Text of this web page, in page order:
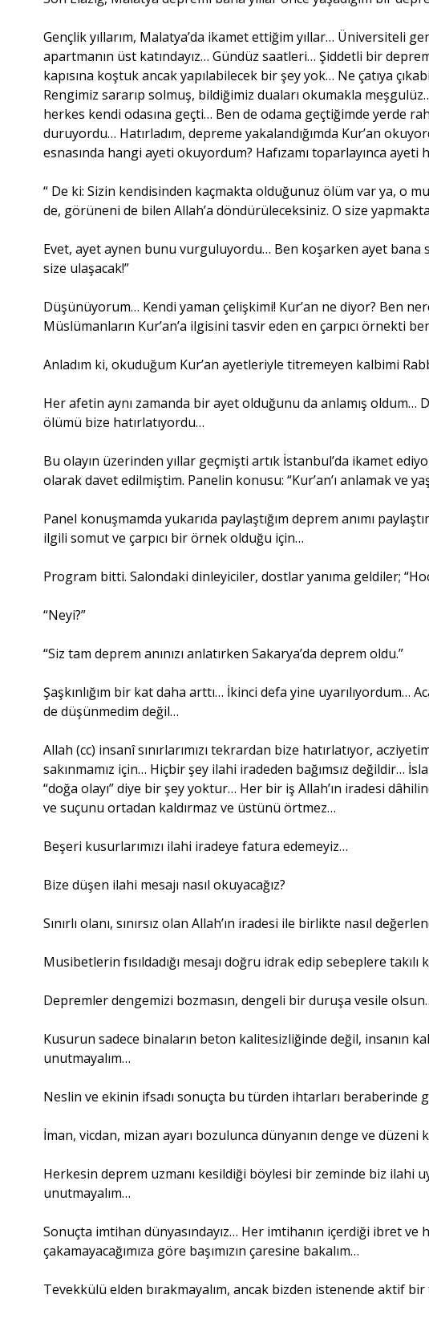
Gençlik yıllarım, Malatya’da ikamet ettiğim yıllar… Üniversiteli
apartmanın üst katındayız… Gündüz saatleri… Şiddetli bir
kapısına koştuk ancak yapılabilecek bir şey yok… Ne çatıya
Rengimiz sararıp solmuş, bildiğimiz duaları okumakla
herkes kendi odasına geçti… Ben de odama geçtiğimde yerde
duruyordu… Hatırladım, depreme yakalandığımda Kur’an
esnasında hangi ayeti okuyordum? Hafızamı toparlayınca ayeti
“ De ki: Sizin kendisinden kaçmakta olduğunuz ölüm var ya, o
de, görüneni de bilen Allah’a döndürüleceksiniz. O size
Evet, ayet aynen bunu vurguluyordu… Ben koşarken ayet bana
size ulaşacak!”
Düşünüyorum… Kendi yaman çelişkimi! Kur’an ne diyor? Ben
Müslümanların Kur’an’a ilgisini tasvir eden en çarpıcı örnekti
Anladım ki, okuduğum Kur’an ayetleriyle titremeyen kalbimi
Her afetin aynı zamanda bir ayet olduğunu da anlamış oldum…
ölümü bize hatırlatıyordu…
Bu olayın üzerinden yıllar geçmişti artık İstanbul’da ikamet
olarak davet edilmiştim. Panelin konusu: “Kur’an’ı anlamak ve
Panel konuşmamda yukarıda paylaştığım deprem anımı
ilgili somut ve çarpıcı bir örnek olduğu için…
Program bitti. Salondaki dinleyiciler, dostlar yanıma geldiler;
“Neyi?”
“Siz tam deprem anınızı anlatırken Sakarya’da deprem oldu.”
Şaşkınlığım bir kat daha arttı… İkinci defa yine uyarılıyordum…
de düşünmedim değil…
Allah (cc) insanî sınırlarımızı tekrardan bize hatırlatıyor,
sakınmamız için… Hiçbir şey ilahi iradeden bağımsız değildir…
“doğa olayı” diye bir şey yoktur… Her bir iş Allah’ın iradesi
ve suçunu ortadan kaldırmaz ve üstünü örtmez…
Beşeri kusurlarımızı ilahi iradeye fatura edemeyiz…
Bize düşen ilahi mesajı nasıl okuyacağız?
Sınırlı olanı, sınırsız olan Allah’ın iradesi ile birlikte nasıl
Musibetlerin fısıldadığı mesajı doğru idrak edip sebeplere
Depremler dengemizi bozmasın, dengeli bir duruşa vesile
Kusurun sadece binaların beton kalitesizliğinde değil, insanın
unutmayalım…
Neslin ve ekinin ifsadı sonuçta bu türden ihtarları beraberinde
İman, vicdan, mizan ayarı bozulunca dünyanın denge ve düzeni
Herkesin deprem uzmanı kesildiği böylesi bir zeminde biz ilahi
unutmayalım…
Sonuçta imtihan dünyasındayız… Her imtihanın içerdiği ibret ve
çakamayacağımıza göre başımızın çaresine bakalım…
Tevekkülü elden bırakmayalım, ancak bizden istenende aktif